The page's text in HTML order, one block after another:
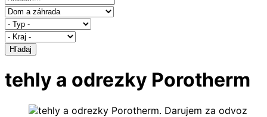
Hľadaj
tehly a odrezky Porotherm